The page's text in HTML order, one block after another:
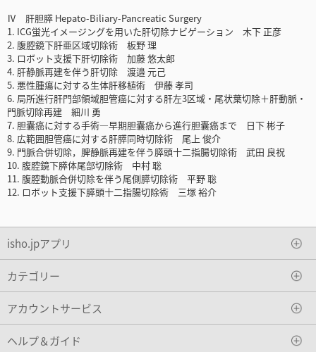
Ⅳ 肝胆膵 Hepato-Biliary-Pancreatic Surgery
1. ICG蛍光イメージングを用いた肝切除ナビゲーション 木下 正彦
2. 腹腔鏡下肝亜区域切除術 板野 理
3. ロボット支援下肝切除術 加藤 悠太郎
4. 肝静脈再建を伴う肝切除 渡邉 元己
5. 悪性腫瘍に対する生体肝移植術 伊藤 孝司
6. 局所進行肝門部領域胆管癌に対する肝左3区域・尾状葉切除＋肝動脈・
門脈切除再建 細川 勇
7. 胆囊癌に対する手術―早期胆囊癌から進行胆囊癌まで 日下 彬子
8. 広範囲胆管癌に対する肝膵同時切除術 尾上 俊介
9. 門脈合併切除，脾静脈再建を伴う膵頭十二指腸切除術 武田 良祝
10. 腹腔鏡下膵体尾部切除術 中村 聡
11. 腹腔動脈合併切除を伴う尾側膵切除術 平野 聡
12. ロボット支援下膵頭十二指腸切除術 三塚 裕介
isho.jpアプリ
カテゴリー
アカウントサービス
ヘルプ＆ガイド